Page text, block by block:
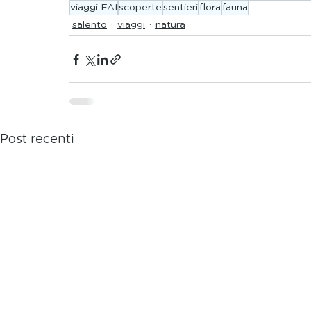
viaggi FAI scoperte sentieri flora fauna
salento
viaggi natura
Post recenti